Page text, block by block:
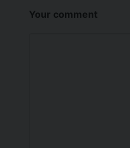
Your comment